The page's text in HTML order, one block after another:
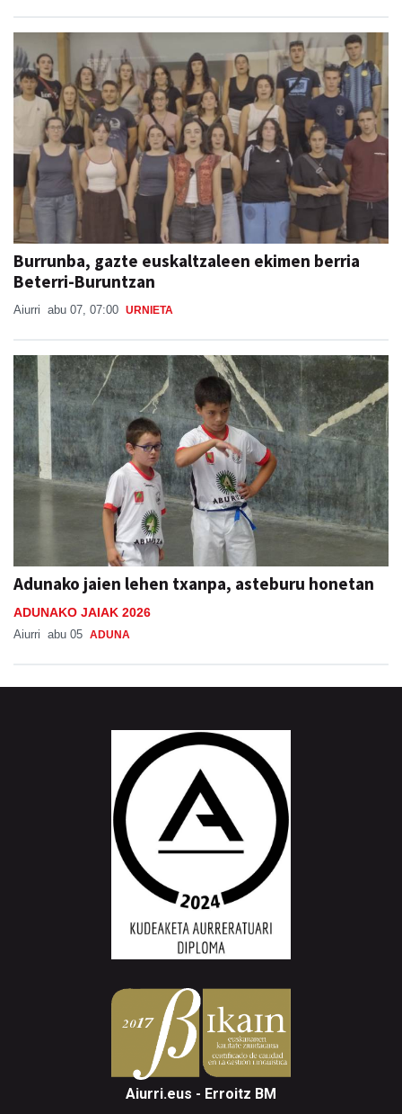
Burrunba, gazte euskaltzaleen ekimen berria
Beterri-Buruntzan
Aiurri abu 07, 07:00 URNIETA
Adunako jaien lehen txanpa, asteburu honetan
ADUNAKO JAIAK 2026
Aiurri abu 05 ADUNA
Aiurri.eus - Erroitz BM